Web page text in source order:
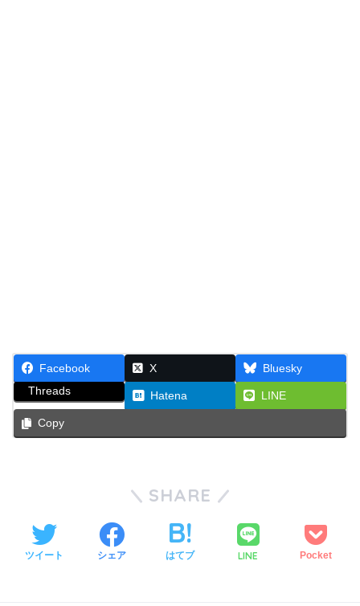
Facebook X
Bluesky
Threads
Hatena LINE
Copy
SHARE
ツイート シェア はてブ LINE Pocket